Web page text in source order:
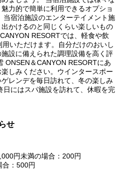
力的で簡単に利用できるオプショ
当宿泊施設のエンターテイメント施
かけるのと同じくらい楽しいもの
RESORTでは、軽食や飲
いただけます。自分だけのおいし
設に備えられた調理設備を高く評
ONSEN＆CANYON RESORTにあ
しみください。ウインタースポー
レンデを毎日訪れて、冬の楽しみ
日にはスパ施設を訪れて、休暇を完
せ
円未満の場合：200円
：500円